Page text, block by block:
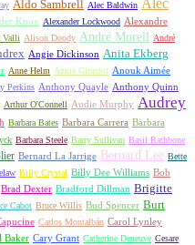
Aldo Sambrell Alec Baldwin
Knox Alexander Lockwood Alexandre
Valli Alison Doody André Morell André
Angie Dickinson Anita Ekberg
Anne Helm Annie Girardot Anouk Aimée
Perkins Anthony Quayle Anthony Quinn
Arthur O'Connell Audie Murphy Audrey
Barbara Bates Barbara Carrera Barbara
Barbara Steele Barry Sullivan Basil Rathbone
Bernard La Jarrige Bernard Lee Bette
Billy Crystal Billy Dee Williams Bob
Brad Dexter Bradford Dillman Brigitte
Cabot Bruce Willis Bud Spencer Burt
Carlos Montalbán Carol Lynley
Baker Cary Grant Catherine Deneuve Cesare